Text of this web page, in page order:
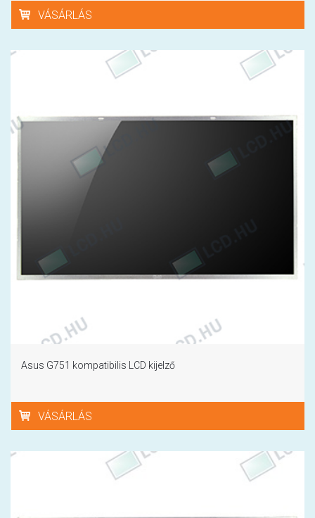
VÁSÁRLÁS
Asus G751 kompatibilis LCD kijelző
VÁSÁRLÁS